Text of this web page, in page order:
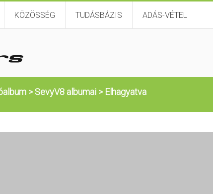
KÖZÖSSÉG TUDÁSBÁZIS ADÁS-VÉTEL
>SevyV8 albumai > Elhagyatva